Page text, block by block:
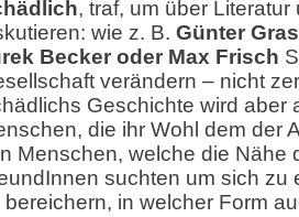
, traf, um über
wie z. B. Günter
Becker oder Max Frisch
verändern – nicht
Geschichte wird aber
die ihr Wohl dem der
Menschen, welche die Nähe
suchten um sich zu
bereichern, in welcher Form